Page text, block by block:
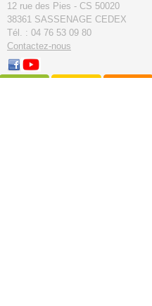
12 rue des Pies - CS 50020
38361 SASSENAGE CEDEX
Tél. : 04 76 53 09 80
Contactez-nous